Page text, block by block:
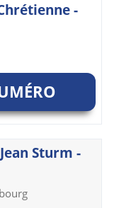
-
Sturm -